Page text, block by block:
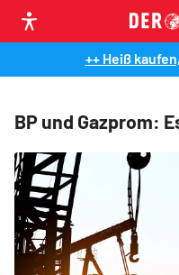
++ Heiß
BP und Gazprom: